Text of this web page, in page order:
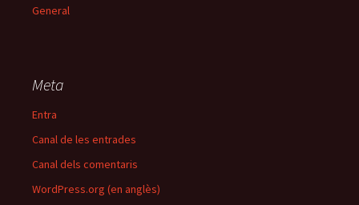
General
Meta
Entra
Canal de les entrades
Canal dels comentaris
WordPress.org (en anglès)